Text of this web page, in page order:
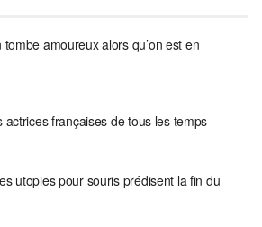
amoureux alors qu’on est en
actrices françaises de tous les temps
utopies pour souris prédisent la fin du